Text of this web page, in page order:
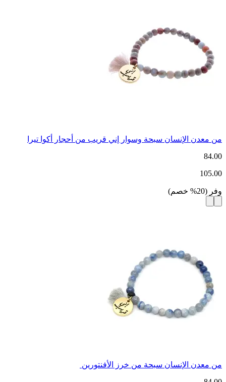
من معدن الإنسان سبحة وسوار إني قريب من أحجار أكوا تيرا
84.00
105.00
وفر (
20
% خصم)
من معدن الإنسان سبحة من خرز الأفنتورين